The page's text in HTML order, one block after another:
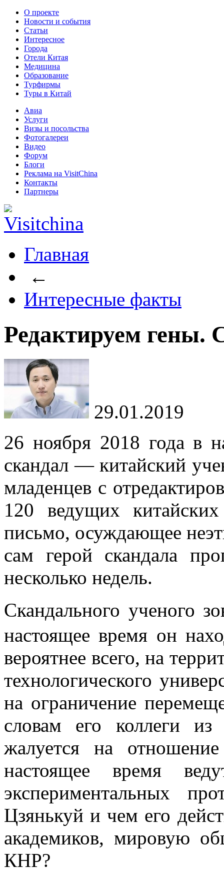
О проекте
Новости и события
Статьи
Интересное
Города
Отели Китая
Медицина
Образование
Турфирмы
Туры в Китай
Авиа
Услуги
Визы и посольства
Фотогалереи
Видео
Форум
Блоги
Реклама на VisitChina
Контакты
Партнеры
Главная
←
Интересные факты
Редактируем гены.
29.01.2019
26 ноября 2018 года в
скандал — китайский
младенцев с
120 ведущих
письмо, осуждающее
сам герой скандала
несколько недель.
Скандального ученого
настоящее время он
вероятнее всего, на
технологического
на ограничение
словам его коллеги
жалуется на
настоящее время
экспериментальных
Цзянькуй и чем его
академиков, мировую
КНР?